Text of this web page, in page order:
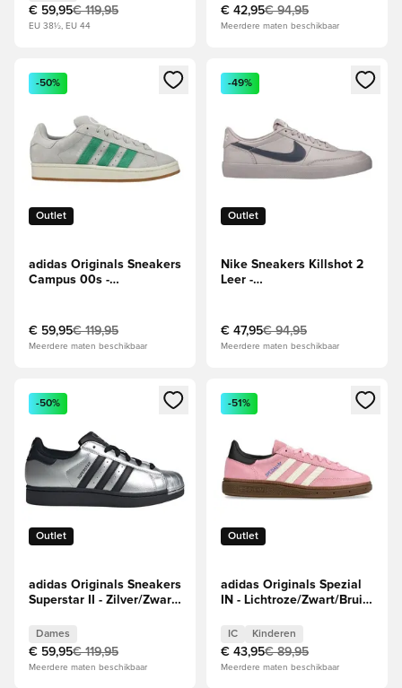
€ 59,95€ 119,95
EU 38½, EU 44
€ 42,95€ 94,95
Meerdere maten beschikbaar
Opent een venster om in te loggen of je aan te melden als
Outlet
-50%
adidas Originals Sneakers
Campus 00s -
€ 59,95€ 119,95
Meerdere maten beschikbaar
Opent een venster om in te
Outlet
-49%
Nike Sneakers Killshot 2
Leer -
€ 47,95€ 94,95
Meerdere maten beschikbaar
Opent een venster om in te loggen of je aan te melden als
Outlet
-50%
adidas Originals Sneakers
Superstar II - Zilver/Zwart
Dames
€ 59,95€ 119,95
Meerdere maten beschikbaar
Opent een venster om in te
Outlet
-51%
adidas Originals Spezial
IN - Lichtroze/Zwart/Bruin
IC Kinderen
€ 43,95€ 89,95
Meerdere maten beschikbaar